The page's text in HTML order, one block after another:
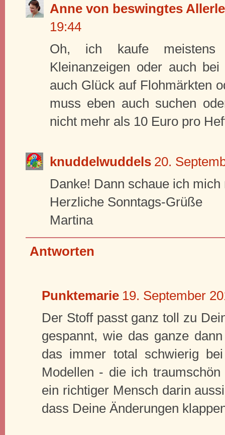
Anne von beswingtes
19:44
Oh, ich kaufe meistens
Kleinanzeigen oder auch
auch Glück auf Flohmärkten
muss eben auch suchen
nicht mehr als 10 Euro pro
knuddelwuddels 20.
Danke! Dann schaue ich mich
Herzliche Sonntags-Grüße
Martina
Antworten
Punktemarie 19. September
Der Stoff passt ganz toll zu
gespannt, wie das ganze
das immer total schwierig
Modellen - die ich
ein richtiger Mensch darin
dass Deine Änderungen